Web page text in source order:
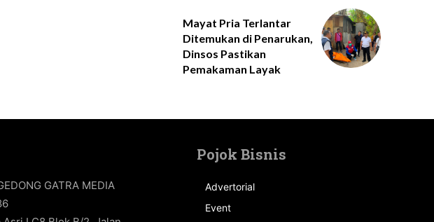
Mayat Pria Terlantar
Ditemukan di Penarukan,
Dinsos Pastikan
Pemakaman Layak
GATRA MEDIA
Pojok Bisnis
Advertorial
Event